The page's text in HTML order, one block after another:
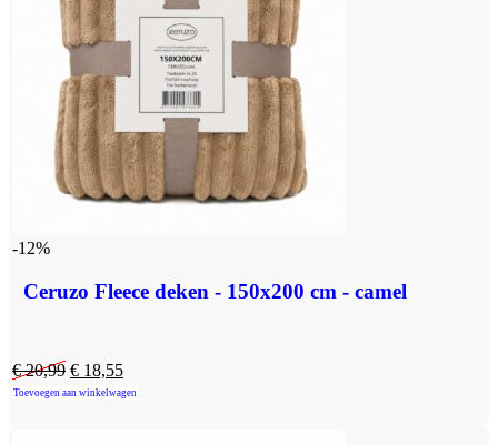
-12%
Ceruzo Fleece deken - 150x200 cm - camel
€20,99 € 18,55
Toevoegen aan winkelwagen